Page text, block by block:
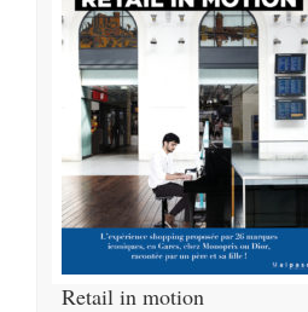
Retail in motion